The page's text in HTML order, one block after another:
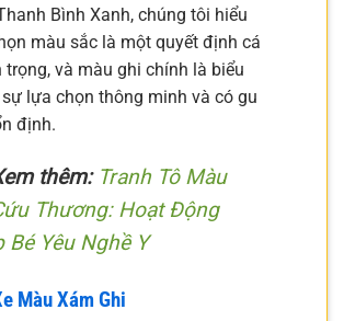
Bình Xanh, chúng tôi hiểu
màu sắc là một quyết định cá
trọng, và màu ghi chính là biểu
lựa chọn thông minh và có gu
định.
thêm: Tranh Tô Màu
Thương: Hoạt Động
Bé Yêu Nghề Y
Màu Xám Ghi